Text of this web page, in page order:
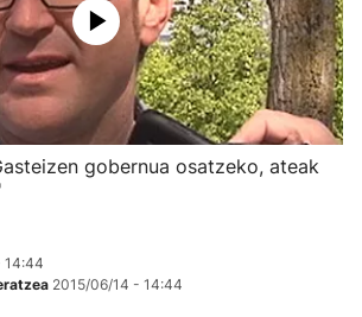
gobernua osatzeko, ateak
14:44
2015/06/14 - 14:44